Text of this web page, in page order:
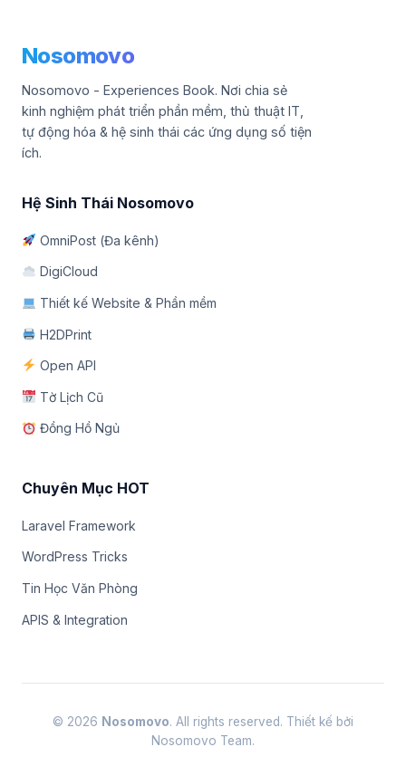
Nosomovo
Nosomovo - Experiences Book. Nơi chia sẻ
kinh nghiệm phát triển phần mềm, thủ thuật IT,
tự động hóa & hệ sinh thái các ứng dụng số tiện
ích.
Hệ Sinh Thái Nosomovo
OmniPost (Đa kênh)
DigiCloud
Thiết kế Website & Phần mềm
H2DPrint
Open API
Tờ Lịch Cũ
Đồng Hồ Ngủ
Chuyên Mục HOT
Laravel Framework
WordPress Tricks
Tin Học Văn Phòng
APIS & Integration
© 2026 Nosomovo. All rights reserved. Thiết kế bởi
Nosomovo Team.